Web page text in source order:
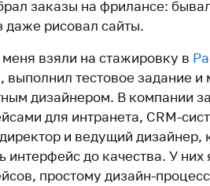
заказы на фрилансе:
даже рисовал сайты.
взяли на стажировку в
выполнил тестовое задание
дизайнером. В компании
для интранета, CRM-
и ведущий дизайнер,
интерфейс до качества. У
простому дизайн-